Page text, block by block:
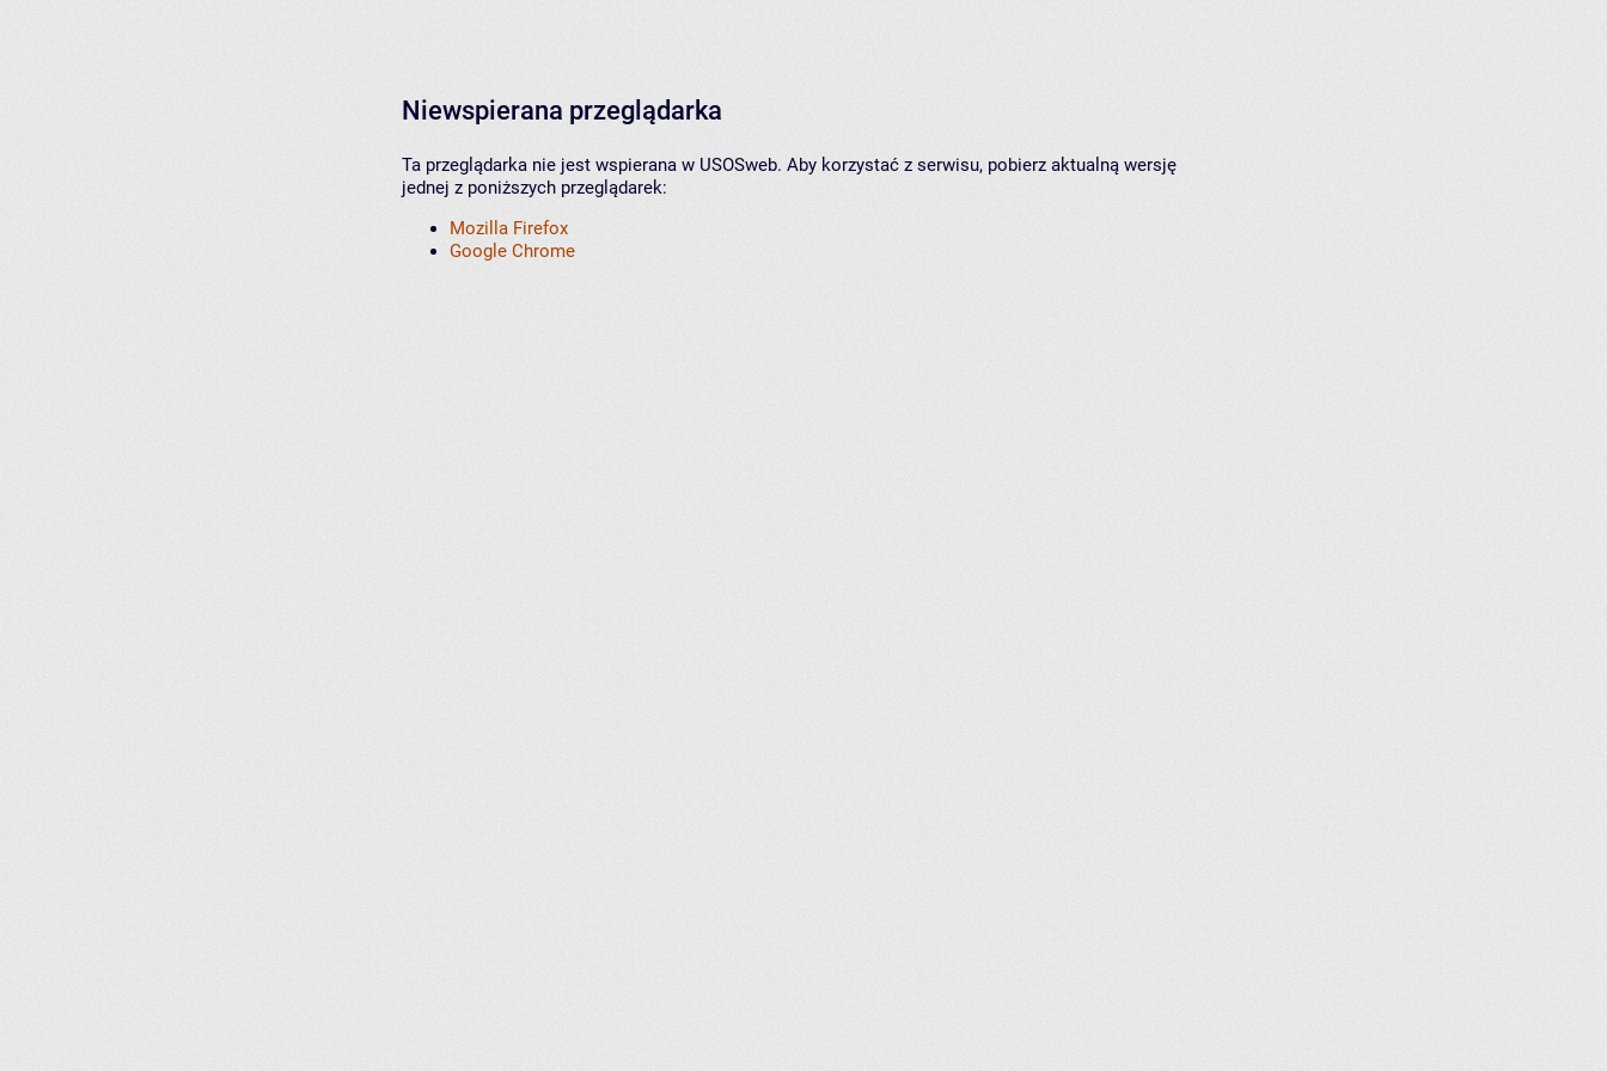
Niewspierana przeglądarka
Ta przeglądarka nie jest wspierana w USOSweb. Aby korzystać z serwisu, pobierz aktualną wersję
jednej z poniższych przeglądarek:
Mozilla Firefox
Google Chrome